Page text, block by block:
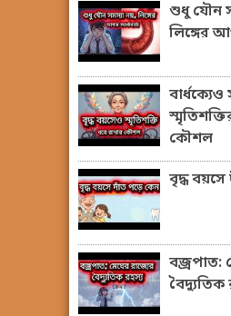
শুধু যৌন
লিঙ্গের
কৌশল
বৃদ্ধ
বজ্রপাত:
বৈদ্যুতিক